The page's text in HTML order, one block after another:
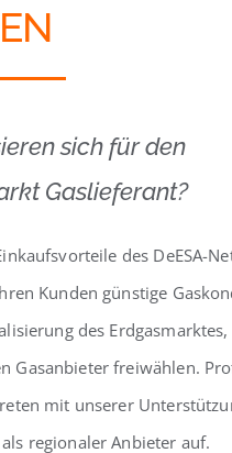
sich für den
Gaslieferant?
des DeESA-
Kunden günstige
des
Gasanbieter freiwählen.
mit unserer
regionaler Anbieter auf.